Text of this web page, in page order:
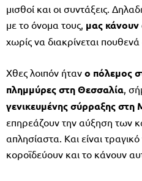
μισθοί και οι συντάξεις.
με το όνομα τους, μας
χωρίς να διακρίνεται πουθενά
Χθες λοιπόν ήταν ο πόλεμος
πλημμύρες στη Θεσσαλία,
γενικευμένης σύρραξης
επηρεάζουν την αύξηση των
απλησίαστα. Και είναι τραγικό
κοροϊδεύουν και το κάνουν